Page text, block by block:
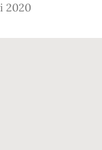
2020